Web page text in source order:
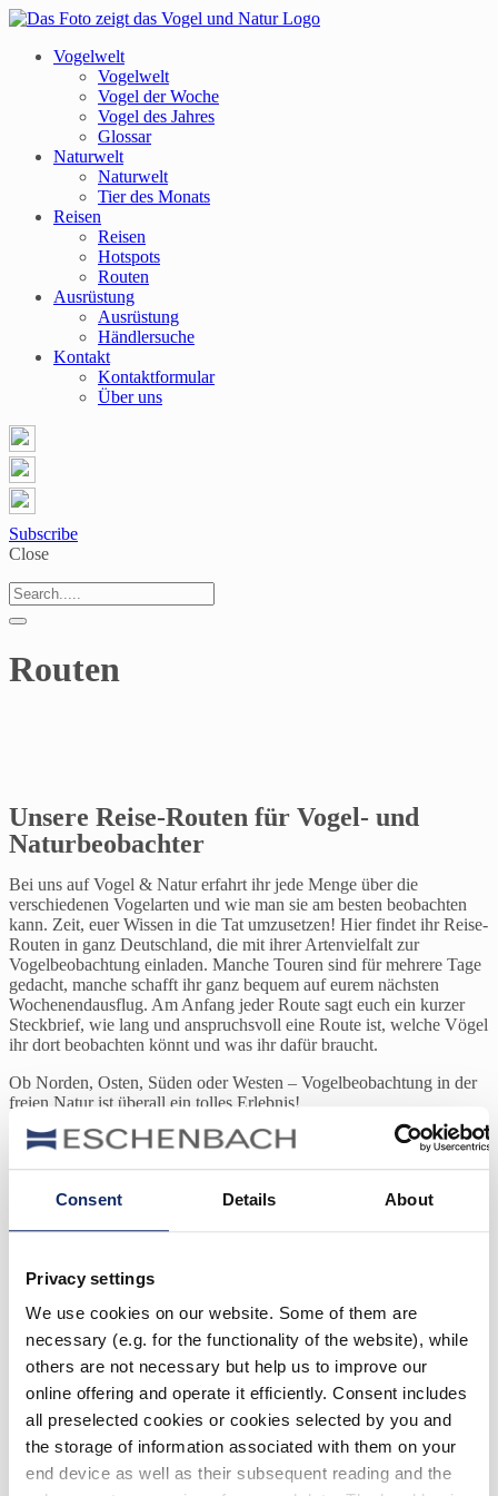
Consent Details About
Privacy settings
We use cookies on our website. Some of them are
necessary (e.g. for the functionality of the website), while
others are not necessary but help us to improve our
online offering and operate it efficiently. Consent includes
all preselected cookies or cookies selected by you and
the storage of information associated with them on your
end device as well as their subsequent reading and the
Vogelwelt
Vogelwelt
Vogel der Woche
Vogel des Jahres
Glossar
Naturwelt
Naturwelt
Tier des Monats
Reisen
Reisen
Hotspots
Routen
Ausrüstung
Ausrüstung
Händlersuche
Kontakt
Kontaktformular
Über uns
Subscribe
Close
Routen
Unsere Reise-Routen für Vogel- und
Naturbeobachter
Bei uns auf Vogel & Natur erfahrt ihr jede Menge über die
verschiedenen Vogelarten und wie man sie am besten beobachten
kann. Zeit, euer Wissen in die Tat umzusetzen! Hier findet ihr Reise-
Routen in ganz Deutschland, die mit ihrer Artenvielfalt zur
Vogelbeobachtung einladen. Manche Touren sind für mehrere Tage
gedacht, manche schafft ihr ganz bequem auf eurem nächsten
Wochenendausflug. Am Anfang jeder Route sagt euch ein kurzer
Steckbrief, wie lang und anspruchsvoll eine Route ist, welche Vögel
ihr dort beobachten könnt und was ihr dafür braucht.
Ob Norden, Osten, Süden oder Westen – Vogelbeobachtung in der
freien Natur ist überall ein tolles Erlebnis!
Routen
Auenpfad Oberluch Roßlau
zur Detailansicht
zur Detailansicht
zur Detailansicht
Dingdener Heide
zur Detailansicht
Goldene Aue
zur Detailansicht
Heerter See
zur Detailansicht
Helgoland